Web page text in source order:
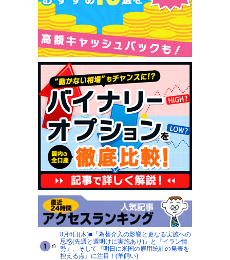
8月6日(木)■『為替介入の影響と更なる実施への
思惑(先週と週明けに実施あり)』と『イラン情
勢』、そして『明日に米国の雇用統計の発表を
控える点』に注目！(羊飼い)